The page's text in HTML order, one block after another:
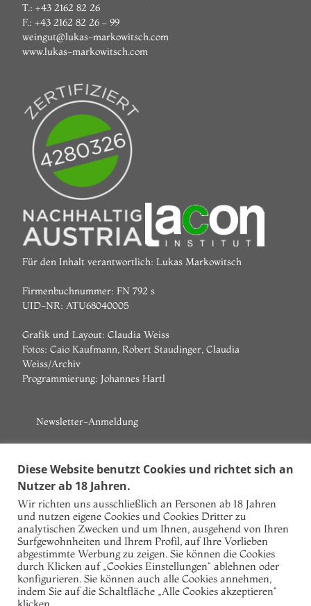
T.: +43 2162 82 26
F.: +43 2162 82 26 – 99
weingut@lukas-markowitsch.com
www.lukas-markowitsch.com
Für den Inhalt verantwortlich: Lukas Markowitsch
Firmenbuchnummer: FN 792 s
UID-NR: ATU68040005
Grafik und Layout: Claudia Weiss
Fotos: Caio Kaufmann, Robert Staudinger, Claudia
Weiss/Archiv
Programmierung:Johannes Hartl
Newsletter-Anmeldung
Nachname
E-Mail
Ich akzeptiere die Datenschutzbestimmungen!
Diese Website benutzt Cookies und richtet sich an
Nutzer ab 18 Jahren.
Wir richten uns ausschließlich an Personen ab 18 Jahren
und nutzen eigene Cookies und Cookies Dritter zu
analytischen Zwecken und um Ihnen, ausgehend von Ihren
Surfgewohnheiten und Ihrem Profil, auf Ihre Vorlieben
abgestimmte Werbung zu zeigen. Sie können die Cookies
durch Klicken auf „Cookies Einstellungen“ ablehnen oder
konfigurieren. Sie können auch alle Cookies annehmen,
indem Sie auf die Schaltfläche „Alle Cookies akzeptieren“